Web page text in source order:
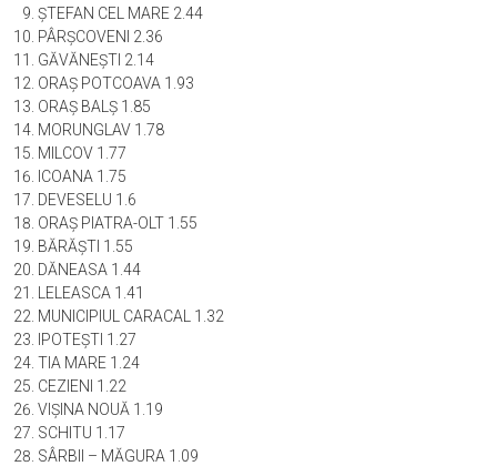
ŞTEFAN CEL MARE 2.44
PÂRŞCOVENI 2.36
GĂVĂNEŞTI 2.14
ORAŞ POTCOAVA 1.93
ORAŞ BALŞ 1.85
MORUNGLAV 1.78
MILCOV 1.77
ICOANA 1.75
DEVESELU 1.6
ORAŞ PIATRA-OLT 1.55
BĂRĂŞTI 1.55
DĂNEASA 1.44
LELEASCA 1.41
MUNICIPIUL CARACAL 1.32
IPOTEŞTI 1.27
TIA MARE 1.24
CEZIENI 1.22
VIŞINA NOUĂ 1.19
SCHITU 1.17
SÂRBII – MĂGURA 1.09